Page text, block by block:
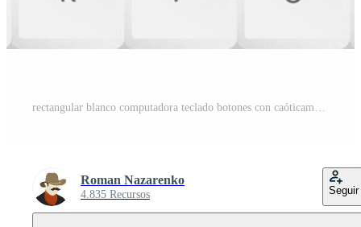
rectangular blanco computadora teclado botones con caóticamente mezclado símbolos y letras. gris horizontal Copiar espacio para diseño de web paginas y interfaz. antecedentes Vector Pro
Roman Nazarenko
4.835 Recursos Seguir